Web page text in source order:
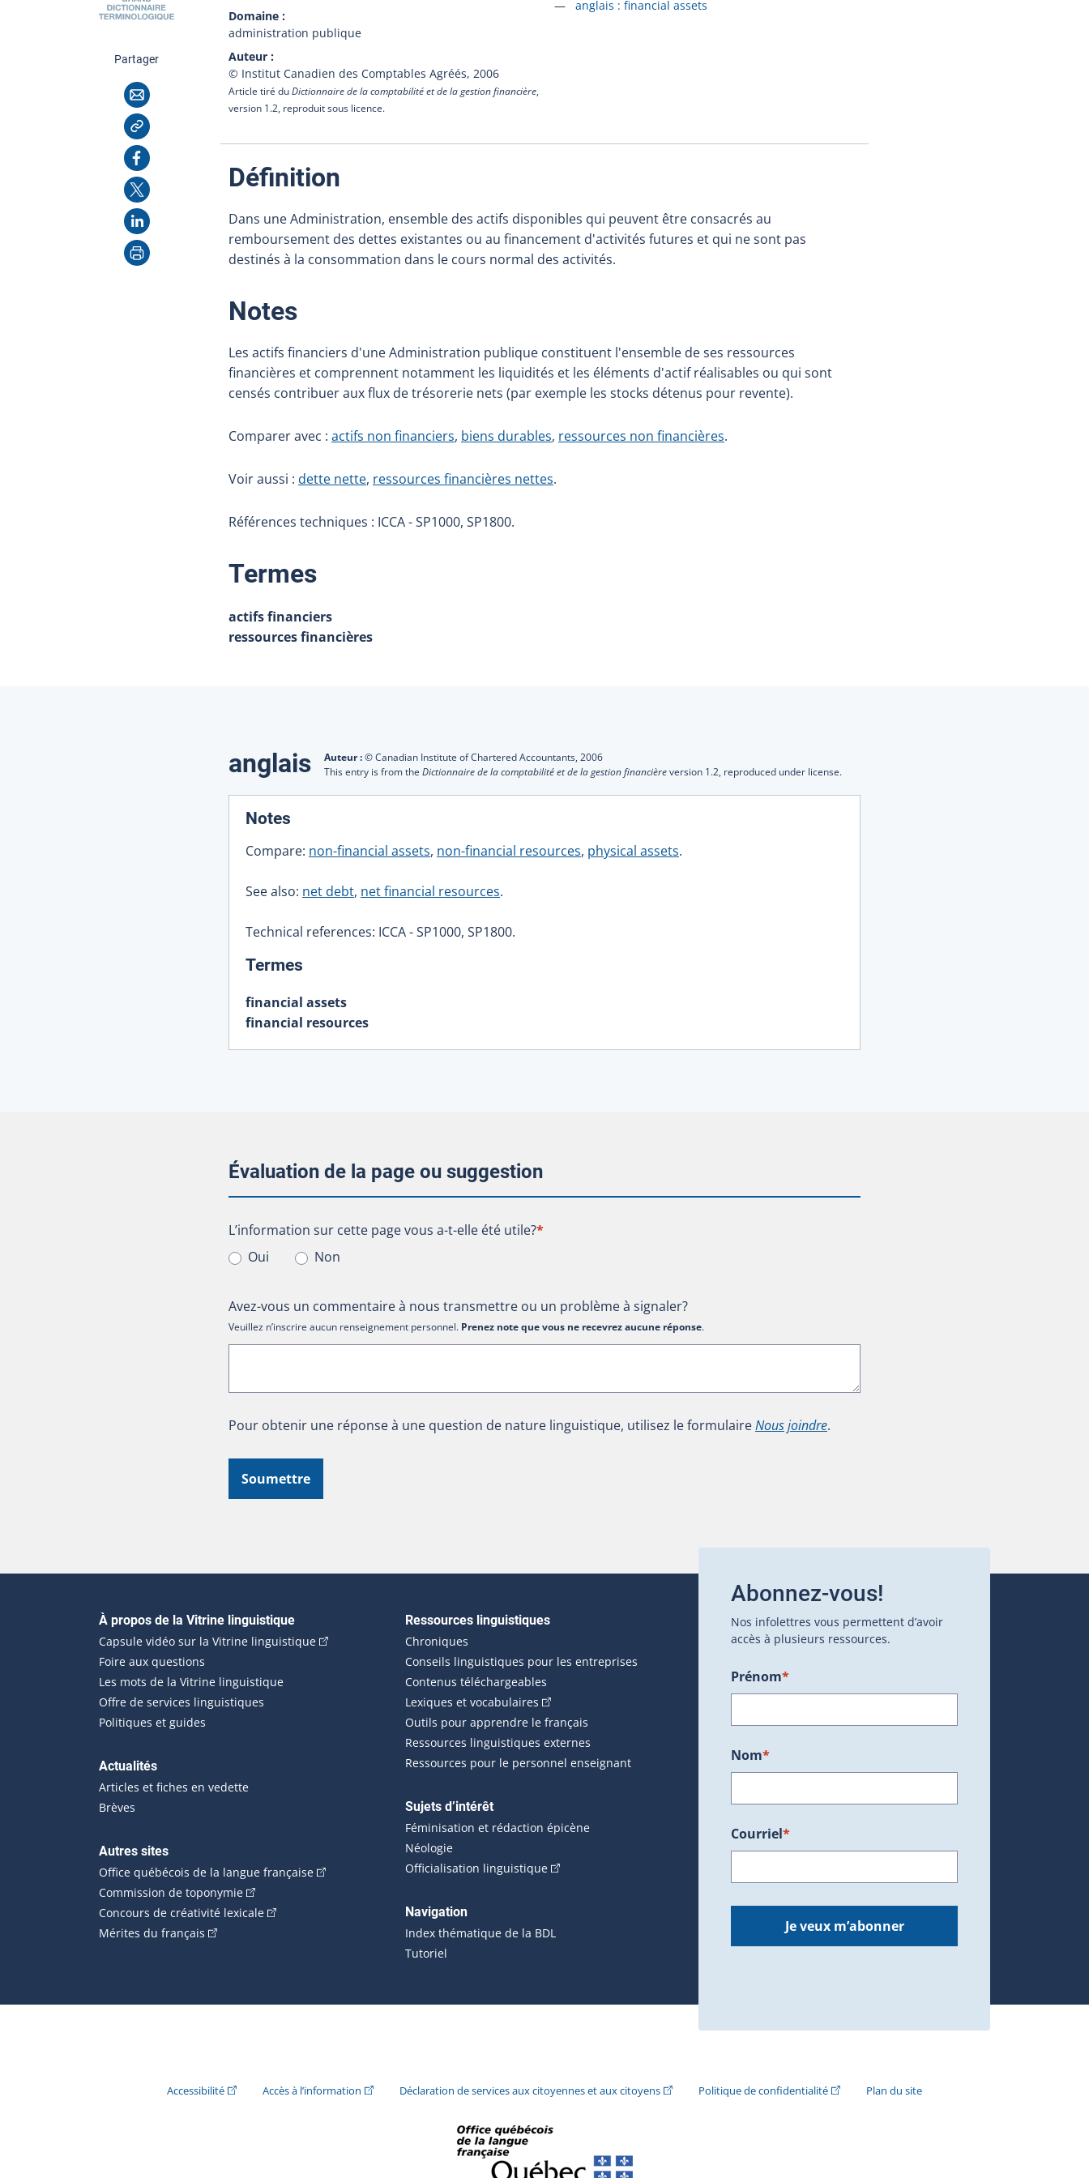
Domaine
administration publique
Auteur
© Institut Canadien des Comptables Agréés, 2006
Article tiré duDictionnaire de la comptabilité et de la gestion financière,
version 1.2, reproduit sous licence.
Accéder à la fiche en
anglais : financial assets
Partagercette page
Courriel
Copier l'adresse
Facebook
X
LinkedIn
Imprimer
Définition
Dans une Administration, ensemble des actifs disponibles qui peuvent être consacrés au
remboursement des dettes existantes ou au financement d'activités futures et qui ne sont pas
destinés à la consommation dans le cours normal des activités.
Notes:
Les actifs financiers d'une Administration publique constituent l'ensemble de ses ressources
financières et comprennent notamment les liquidités et les éléments d'actif réalisables ou qui sont
censés contribuer aux flux de trésorerie nets (par exemple les stocks détenus pour revente).
Comparer avec : actifs non financiers, biens durables, ressources non financières.
Voir aussi : dette nette, ressources financières nettes.
Références techniques : ICCA - SP1000, SP1800.
Termes:
actifs financiers
ressources financières
Traductions
anglais Auteur :© Canadian Institute of Chartered Accountants, 2006
This entry is from the Dictionnaire de la comptabilité et de la gestion financièreversion 1.2, reproduced under license.
Notes
Compare: non-financial assets, non-financial resources, physical assets.
See also: net debt, net financial resources.
Technical references: ICCA - SP1000, SP1800.
Termes
financial assets
financial resources
Évaluation de la page ou suggestion
L’information sur cette page vous a-t-elle été utile?
L’information sur cette page vous a-t-elle été utile?*
Oui
Non
Avez-vous un commentaire à nous transmettre ou un problème à signaler?
Veuillez n’inscrire aucun renseignement personnel. Prenez note que vous ne recevrez aucune réponse.
Pour obtenir une réponse à une question de nature linguistique, utilisez le formulaireNous joindre.
Soumettre
Navigation principale
À propos de la Vitrine linguistique
Capsule vidéo sur la Vitrine linguistique(Cet hyperlien externe s'ouvrira dans une nouvelle fenêtre.)
Foire aux questions
Les mots de la Vitrine linguistique
Offre de services linguistiques
Politiques et guides
Actualités
Articles et fiches en vedette
Brèves
Autres sites
Office québécois de la langue française(Cet hyperlien externe s'ouvrira dans une nouvelle fenêtre.)
Commission de toponymie(Cet hyperlien externe s'ouvrira dans une nouvelle fenêtre.)
Concours de créativité lexicale(Cet hyperlien externe s'ouvrira dans une nouvelle fenêtre.)
Mérites du français (Cet hyperlien externe s'ouvrira dans une nouvelle fenêtre.)
Ressources linguistiques
Chroniques
Conseils linguistiques pour les entreprises
Contenus téléchargeables
Lexiques et vocabulaires (Cet hyperlien externe s'ouvrira dans une nouvelle fenêtre.)
Outils pour apprendre le français
Ressources linguistiques externes
Ressources pour le personnel enseignant
Sujets d’intérêt
Féminisation et rédaction épicène
Néologie
Officialisation linguistique(Cet hyperlien externe s'ouvrira dans une nouvelle fenêtre.)
Navigation
Index thématique de la BDL
Tutoriel
Abonnez-vous!
Nos infolettres vous permettent d’avoir
accès à plusieurs ressources.
Prénom*
Nom*
Courriel*
Je veux m’abonner
Accessibilité(Cet hyperlien externe s'ouvrira dans une nouvelle fenêtre.)
Accès à l’information (Cet hyperlien externe s'ouvrira dans une nouvelle fenêtre.)
Déclaration de services aux citoyennes et aux citoyens(Cet hyperlien externe s'ouvrira dans une nouvelle fenêtre.)
Politique de confidentialité(Cet hyperlien externe s'ouvrira dans une nouvelle
Plan du site